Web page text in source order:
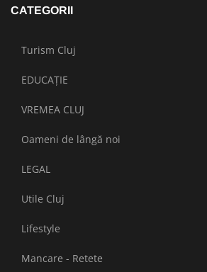
CATEGORII
Turism Cluj
EDUCAȚIE
VREMEA CLUJ
Oameni de lângă noi
LEGAL
Utile Cluj
Lifestyle
Mancare - Retete